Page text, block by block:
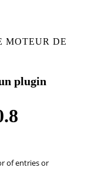
MOTEUR DE
plugin
of entries or